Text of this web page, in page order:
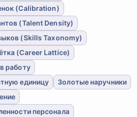
(Calibration)
(Talent Density)
(Skills Taxonomy)
(Career Lattice)
работу
единицу
Золотые наручники
персонала